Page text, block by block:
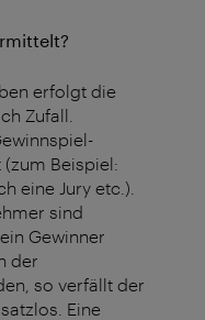
erfolgt die
Zufall.
Beispiel:
eine Jury etc.).
sind
Gewinner
der
so verfällt der
Eine